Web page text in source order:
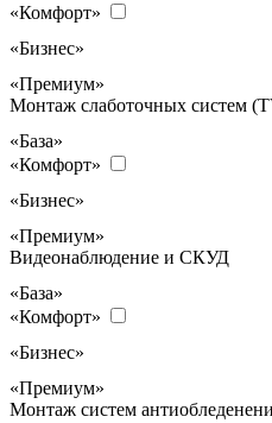
«Комфорт»
«Бизнес»
«Премиум»
Монтаж слаботочных систем
«База»
«Комфорт»
«Бизнес»
«Премиум»
Видеонаблюдение и СКУД
«База»
«Комфорт»
«Бизнес»
«Премиум»
Монтаж систем